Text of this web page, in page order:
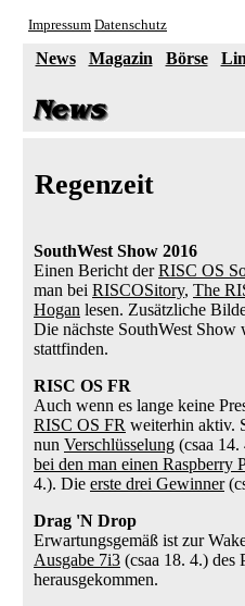
Impressum Datenschutz
News Magazin Börse
Regenzeit
SouthWest Show 2016
Einen Bericht derRISC OS
man bei RISCOSitory, The
Hogan lesen. Zusätzliche
Die nächste SouthWest
stattfinden.
RISC OS FR
Auch wenn es lange keine
RISC OS FR weiterhin aktiv.
nun Verschlüsselung (csaa 14.
bei den man einen Raspberry
4.). Die erste drei Gewinner
Drag 'N Drop
Erwartungsgemäß ist zur
Ausgabe 7i3 (csaa 18. 4.) des
herausgekommen.